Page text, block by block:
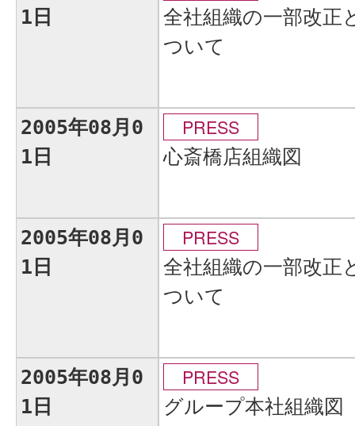
1日
全社組織の一部改正
ついて
2005年08月0
1日
PRESS
心斎橋店組織図
2005年08月0
1日
PRESS
全社組織の一部改正
ついて
2005年08月0
1日
PRESS
グループ本社組織図